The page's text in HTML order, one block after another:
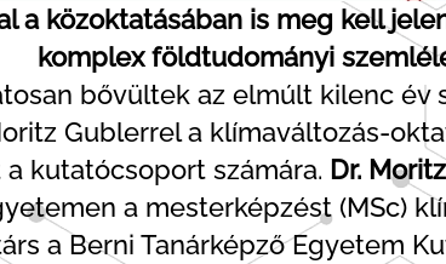
a közoktatásában is meg kell
komplex földtudományi
bővültek az elmúlt kilenc év
Gublerrel a klímaváltozás-
kutatócsoport számára. Dr.
a mesterképzést (MSc)
a Berni Tanárképző Egyetem